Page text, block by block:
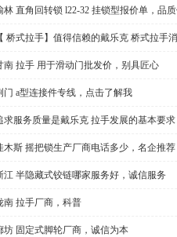
林 直角回转锁 l22-32 挂锁型报价单，品
【 桥式拉手】值得信赖的戴乐克 桥式拉手
南 拉手 用于滑动门批发价，别具匠心
门 a型连接件专线，点击了解我
求服务质量是戴乐克 拉手发展的基本要求
木斯 摇把锁生产厂商电话多少，名企推荐
江 半隐藏式铰链哪家服务好，诚信服务
南 拉手厂商，科普
坊 固定式脚轮厂商，诚信为本